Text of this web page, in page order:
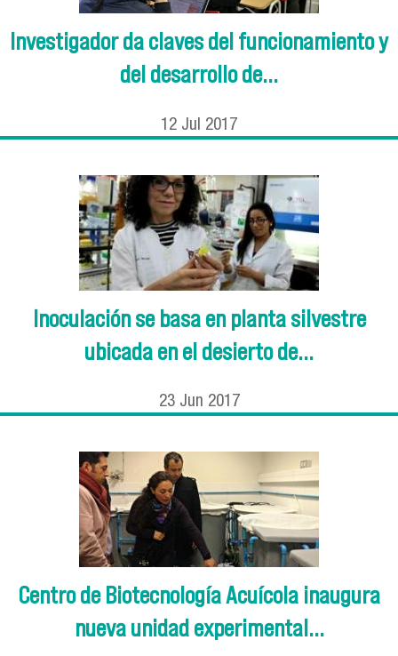
Investigador da claves del funcionamiento y
del desarrollo de...
12 Jul 2017
Inoculación se basa en planta silvestre
ubicada en el desierto de...
23 Jun 2017
Centro de Biotecnología Acuícola inaugura
nueva unidad experimental...